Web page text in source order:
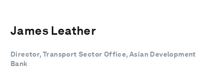
James Leather
Director, Transport Sector Office, Asian Development
Bank